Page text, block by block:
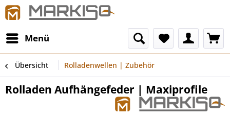
Menü
Übersicht Rolladenwellen | Zubehör
Rolladen Aufhängefeder | Maxiprofile